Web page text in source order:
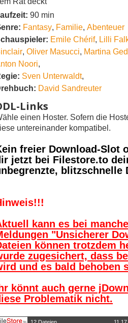
90 min
Fantasy, Familie, Abenteuer
Emile Chérif, Lilli
, Oliver Masucci, Martina
Noori,
Sven Unterwaldt,
David Sandreuter
Links
einen Hoster. Sofern die
untereinander kompatibel.
freier Download-Slot
jetzt bei Filestore.to
blitzschnelle
kann es bei
"Unsicherer
können trotzdem
zugesichert, dass
und es bald behoben
könnt auch gerne
Problematik nicht.